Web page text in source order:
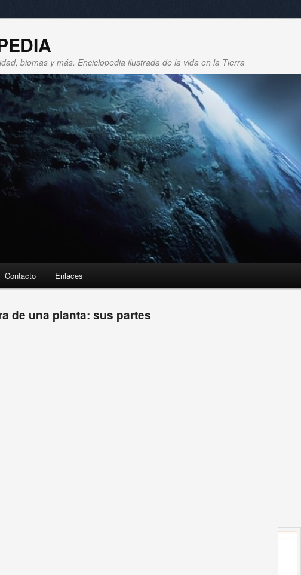
biomas y más. Enciclopedia ilustrada de la vida en la Tierra
principal
secundario
Contacto Enlaces
de una planta: sus partes